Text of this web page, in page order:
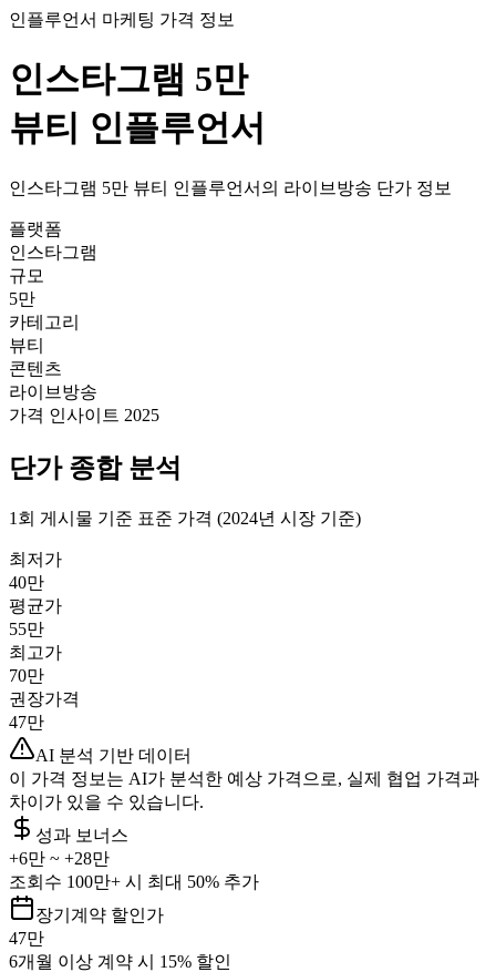
인플루언서 마케팅 가격 정보
인스타그램 5만
뷰티 인플루언서
인스타그램 5만 뷰티 인플루언서의 라이브방송 단가 정보
플랫폼
인스타그램
규모
5만
카테고리
뷰티
콘텐츠
라이브방송
가격 인사이트 2025
단가종합 분석
1회 게시물 기준 표준 가격 (2024년 시장 기준)
최저가
40만
평균가
55만
최고가
70만
권장가격
47만
AI 분석 기반 데이터
이 가격 정보는 AI가 분석한 예상 가격으로, 실제 협업 가격과
차이가 있을 수 있습니다.
성과 보너스
+6만 ~ +28만
조회수 100만+ 시 최대 50% 추가
장기계약 할인가
47만
6개월 이상 계약 시 15% 할인